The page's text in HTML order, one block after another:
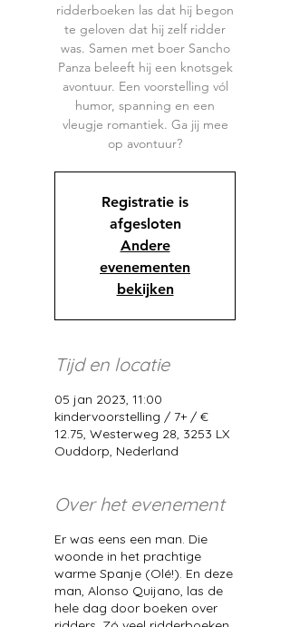
ridderboeken las dat hij begon
te geloven dat hij zelf ridder
was. Samen met boer Sancho
Panza beleeft hij een knotsgek
avontuur. Een voorstelling vól
humor, spanning en een
vleugje romantiek. Ga jij mee
op avontuur?
Registratie is
afgesloten
Andere
evenementen
bekijken
Tijd en locatie
05 jan 2023, 11:00
kindervoorstelling / 7+ / €
12.75, Westerweg 28, 3253 LX
Ouddorp, Nederland
Over het evenement
Er was eens een man. Die
woonde in het prachtige
warme Spanje (Olé!). En deze
man, Alonso Quijano, las de
hele dag door boeken over